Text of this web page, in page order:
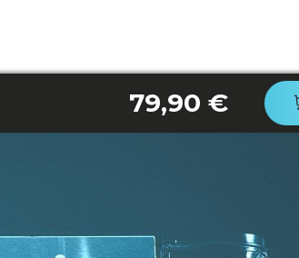
79,90 €